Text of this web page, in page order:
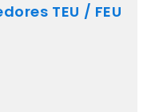
TEU / FEU